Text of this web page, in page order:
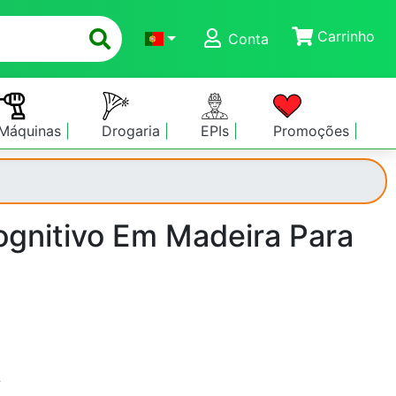
Conta
Carrinho
Drogaria EPIs Promoções
Em Madeira Para